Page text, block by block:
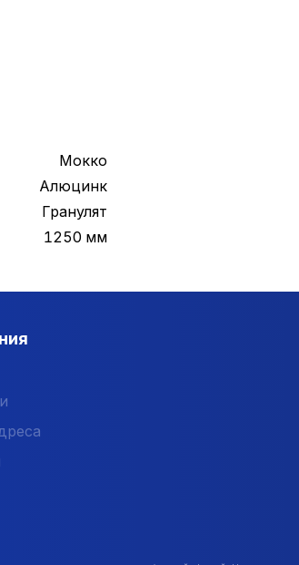
Мокко
Алюцинк
Гранулят
1250 мм